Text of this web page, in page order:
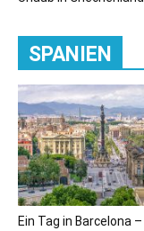
SPANIEN
Ein Tag in Barcelona –